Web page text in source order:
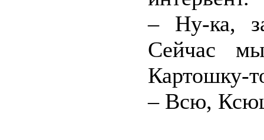
– Ну-ка,
Сейчас
Картошку-
– Всю,